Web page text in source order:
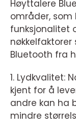
Høyttalere
områder, som
funksjonalitet
Bluetooth fra
1. Lydkvalitet:
kjent for å
andre kan ha
mindre